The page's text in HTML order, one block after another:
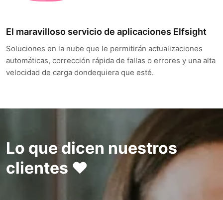
El maravilloso servicio de aplicaciones Elfsight
Soluciones en la nube que le permitirán actualizaciones
automáticas, corrección rápida de fallas o errores y una alta
velocidad de carga dondequiera que esté.
Lo que dicen nuestros
clientes ❤️